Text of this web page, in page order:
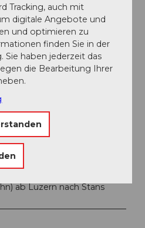
zum Parkplatz
oder zum
Bahn befindet sich im
19. Von Luzern aus
Stans.
beschränkt, alle Parkplätze
ab Luzern nach Stans
Tracking, auch mit
digitale Angebote und
und optimieren zu
finden Sie in der
Sie haben jederzeit das
die Bearbeitung Ihrer